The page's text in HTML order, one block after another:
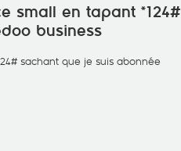
small en tapant *124#
business
sachant que je suis abonnée